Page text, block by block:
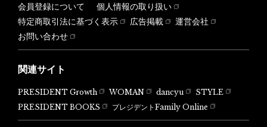
会員登録について
個人情報の取り扱い
特定商取引法に基づく表示
広告掲載
運営会社
お問い合わせ
関連サイト
PRESIDENT Growth WOMAN dancyu
STYLE
PRESIDENT BOOKS
プレジデントFamily Online